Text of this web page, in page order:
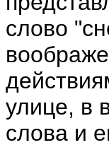
слово
улице, в
слова и